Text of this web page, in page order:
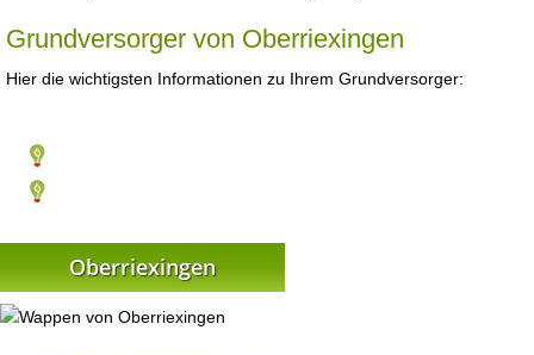
Grundversorger von Oberriexingen
Hier die wichtigsten Informationen zu Ihrem Grundversorger:
Oberriexingen